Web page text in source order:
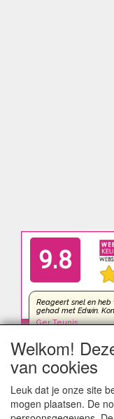
Welkom!
van cookies
Leuk dat je onze site
mogen plaatsen. De